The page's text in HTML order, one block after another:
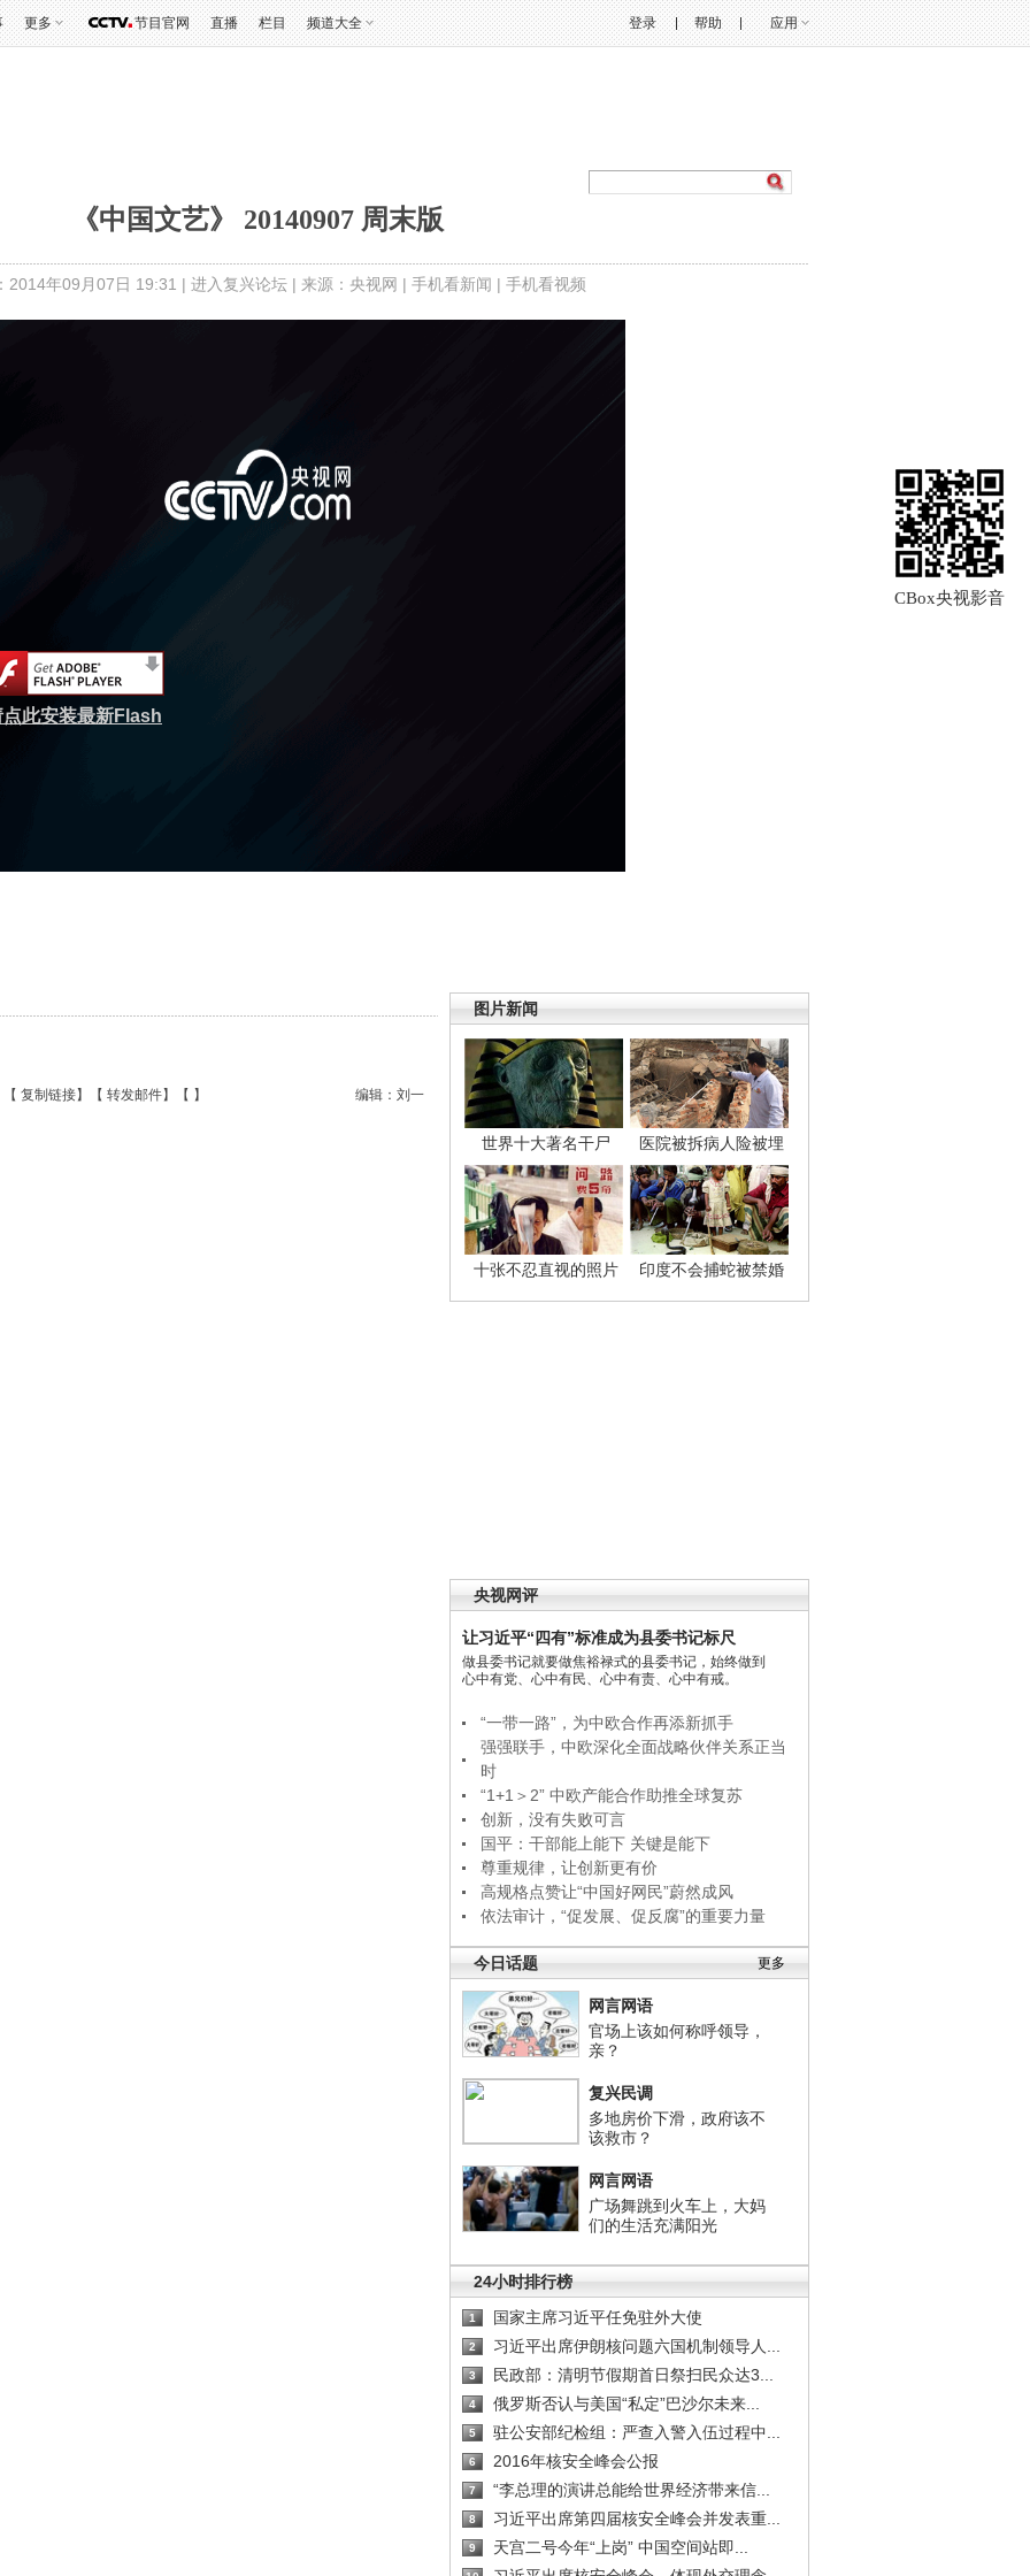
更多 节目官网 直播 栏目 频道大全 帮助 应用
登录
《中国文艺》 20140907 周末版
2014年09月07日 19:31 | 进入复兴论坛 | 来源：央视网 | 手机看新闻 | 手机看视频
点此安装最新Flash
图片新闻
世界十大著名干尸 医院被拆病人险被埋
十张不忍直视的照片 印度不会捕蛇被禁婚
央视网评
让习近平“四有”标准成为县委书记标尺
做县委书记就要做焦裕禄式的县委书记，始终做到
心中有党、心中有民、心中有责、心中有戒。
“一带一路”，为中欧合作再添新抓手
强强联手，中欧深化全面战略伙伴关系正当
时
“1+1＞2” 中欧产能合作助推全球复苏
创新，没有失败可言
国平：干部能上能下 关键是能下
尊重规律，让创新更有价
高规格点赞让“中国好网民”蔚然成风
依法审计，“促发展、促反腐”的重要力量
今日话题 更多
网言网语
官场上该如何称呼领导，
亲？
复兴民调
多地房价下滑，政府该不
该救市？
网言网语
广场舞跳到火车上，大妈
们的生活充满阳光
24小时排行榜
1 国家主席习近平任免驻外大使
2 习近平出席伊朗核问题六国机制领导人...
3 民政部：清明节假期首日祭扫民众达3...
4 俄罗斯否认与美国“私定”巴沙尔未来...
5 驻公安部纪检组：严查入警入伍过程中...
6 2016年核安全峰会公报
7 “李总理的演讲总能给世界经济带来信...
8 习近平出席第四届核安全峰会并发表重...
9 天宫二号今年“上岗” 中国空间站即...
CBox央视影音
编辑：刘一
复制链接】【 转发邮件】【 】